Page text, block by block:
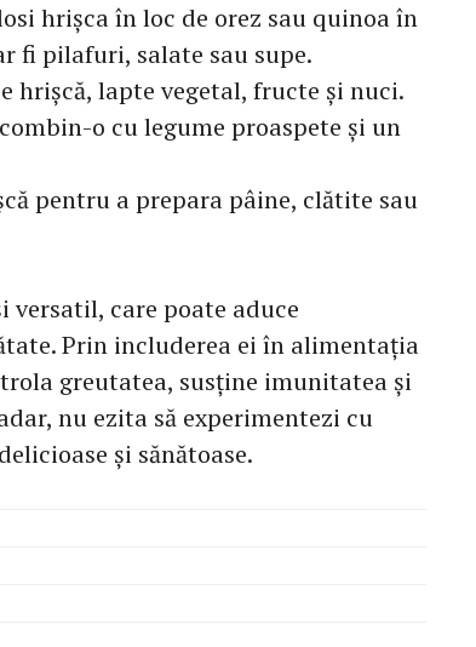
hrișca în loc de orez sau quinoa în
fi pilafuri, salate sau supe.
hrișcă, lapte vegetal, fructe și nuci.
o cu legume proaspete și un
pentru a prepara pâine, clătite sau
care poate aduce
Prin includerea ei în alimentația
greutatea, susține imunitatea și
nu ezita să experimentezi cu
și sănătoase.